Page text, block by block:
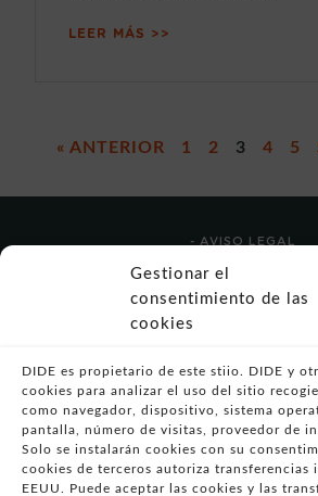
Gestionar el
consentimiento de las
cookies
DIDE es propietario de este stiio. DIDE y
cookies para analizar el uso del sitio
como navegador, dispositivo, sistema
pantalla, número de visitas, proveedor de
Solo se instalarán cookies con su
cookies de terceros autoriza transferencias
EEUU. Puede aceptar las cookies y las
LEER MÁS >>
« ANTERIOR 1 2 3 4 5
- AVISO LEGAL
- POLÍTICA DE USO
- POLÍTICA DE
- POLÍTICA DE COOKIES
VULNERABILIDADES
- CONDICIONES PARTICULARES
- GUÍA DE COMPRA
- GUÍA DE PRIVACIDAD
- DESISTIMIENTO